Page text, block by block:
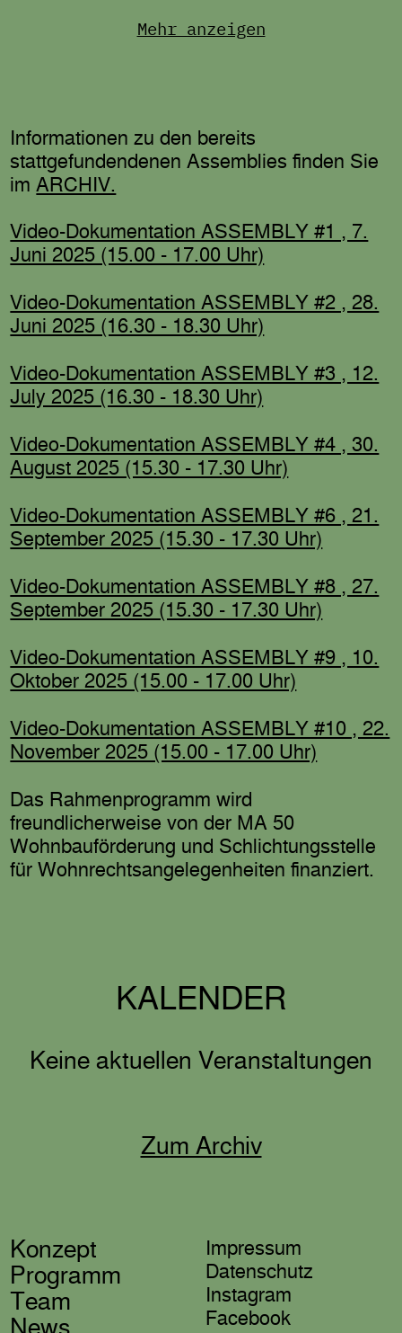
Mehr anzeigen
Informationen zu den bereits
stattgefundendenen Assemblies finden Sie
im ARCHIV.
Video-Dokumentation ASSEMBLY #1 , 7.
Juni 2025 (15.00 - 17.00 Uhr)
Video-Dokumentation ASSEMBLY #2 , 28.
Juni 2025 (16.30 - 18.30 Uhr)
Video-Dokumentation ASSEMBLY #3 , 12.
July 2025 (16.30 - 18.30 Uhr)
Video-Dokumentation ASSEMBLY #4 , 30.
August 2025 (15.30 - 17.30 Uhr)
Video-Dokumentation ASSEMBLY #6 , 21.
September 2025 (15.30 - 17.30 Uhr)
Video-Dokumentation ASSEMBLY #8 , 27.
September 2025 (15.30 - 17.30 Uhr)
Video-Dokumentation ASSEMBLY #9 , 10.
Oktober 2025 (15.00 - 17.00 Uhr)
Video-Dokumentation ASSEMBLY #10 , 22.
November 2025 (15.00 - 17.00 Uhr)
Das Rahmenprogramm wird
freundlicherweise von der MA 50
Wohnbauförderung und Schlichtungsstelle
für Wohnrechtsangelegenheiten finanziert.
KALENDER
Keine aktuellen Veranstaltungen
Zum Archiv
Konzept
Programm
Team
News
Impressum
Datenschutz
Instagram
Facebook
Nach oben